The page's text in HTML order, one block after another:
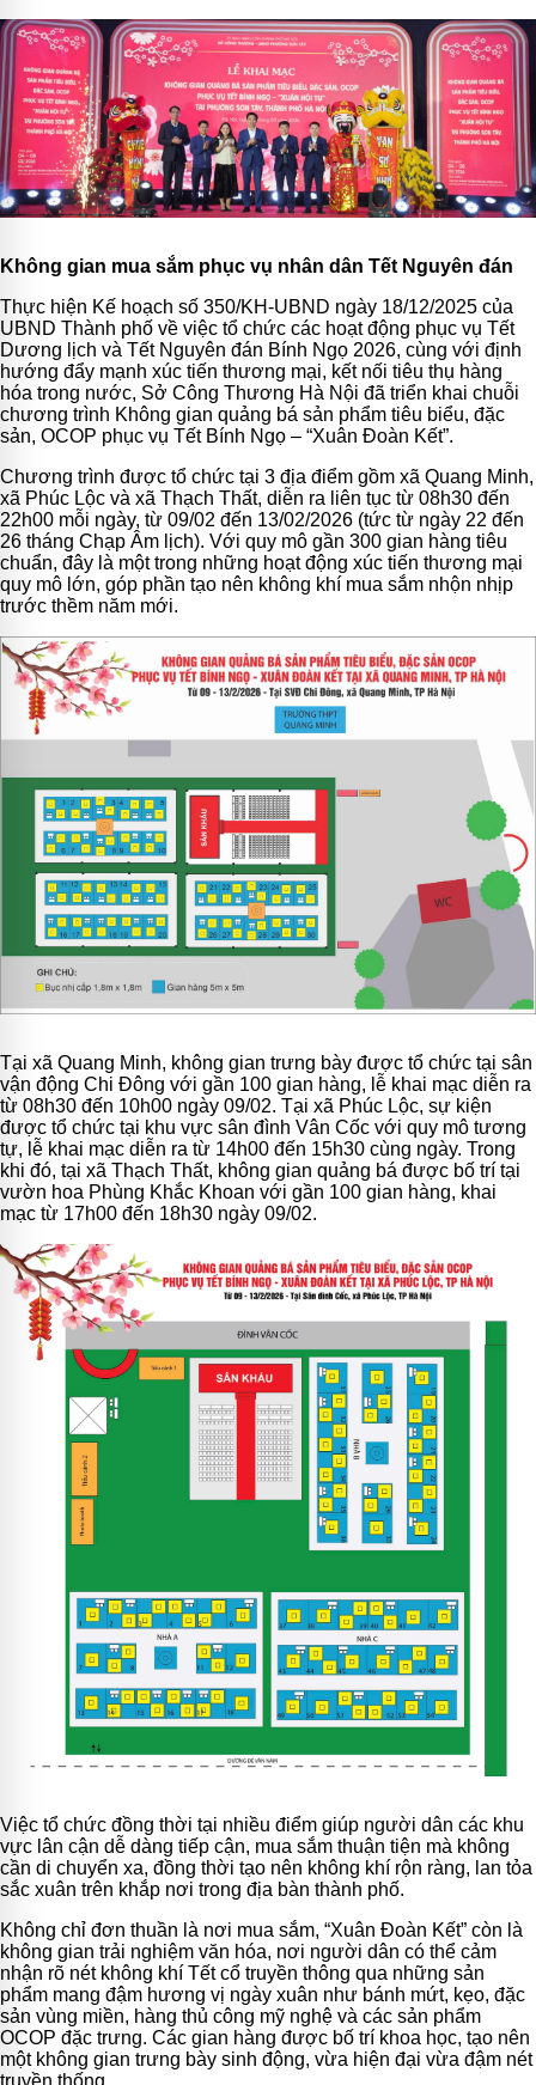
Không gian mua sắm phục vụ nhân dân Tết Nguyên đán
Thực hiện Kế hoạch số 350/KH-UBND ngày 18/12/2025 của
UBND Thành phố về việc tổ chức các hoạt động phục vụ Tết
Dương lịch và Tết Nguyên đán Bính Ngọ 2026, cùng với định
hướng đẩy mạnh xúc tiến thương mại, kết nối tiêu thụ hàng
hóa trong nước, Sở Công Thương Hà Nội đã triển khai chuỗi
chương trình Không gian quảng bá sản phẩm tiêu biểu, đặc
sản, OCOP phục vụ Tết Bính Ngọ – “Xuân Đoàn Kết”.
Chương trình được tổ chức tại 3 địa điểm gồm xã Quang Minh,
xã Phúc Lộc và xã Thạch Thất, diễn ra liên tục từ 08h30 đến
22h00 mỗi ngày, từ 09/02 đến 13/02/2026 (tức từ ngày 22 đến
26 tháng Chạp Âm lịch). Với quy mô gần 300 gian hàng tiêu
chuẩn, đây là một trong những hoạt động xúc tiến thương mại
quy mô lớn, góp phần tạo nên không khí mua sắm nhộn nhịp
trước thềm năm mới.
Tại xã Quang Minh, không gian trưng bày được tổ chức tại sân
vận động Chi Đông với gần 100 gian hàng, lễ khai mạc diễn ra
từ 08h30 đến 10h00 ngày 09/02. Tại xã Phúc Lộc, sự kiện
được tổ chức tại khu vực sân đình Vân Cốc với quy mô tương
tự, lễ khai mạc diễn ra từ 14h00 đến 15h30 cùng ngày. Trong
khi đó, tại xã Thạch Thất, không gian quảng bá được bố trí tại
vườn hoa Phùng Khắc Khoan với gần 100 gian hàng, khai
mạc từ 17h00 đến 18h30 ngày 09/02.
Việc tổ chức đồng thời tại nhiều điểm giúp người dân các khu
vực lân cận dễ dàng tiếp cận, mua sắm thuận tiện mà không
cần di chuyển xa, đồng thời tạo nên không khí rộn ràng, lan tỏa
sắc xuân trên khắp nơi trong địa bàn thành phố.
Không chỉ đơn thuần là nơi mua sắm, “Xuân Đoàn Kết” còn là
không gian trải nghiệm văn hóa, nơi người dân có thể cảm
nhận rõ nét không khí Tết cổ truyền thông qua những sản
phẩm mang đậm hương vị ngày xuân như bánh mứt, kẹo, đặc
sản vùng miền, hàng thủ công mỹ nghệ và các sản phẩm
OCOP đặc trưng. Các gian hàng được bố trí khoa học, tạo nên
một không gian trưng bày sinh động, vừa hiện đại vừa đậm nét
truyền thống.